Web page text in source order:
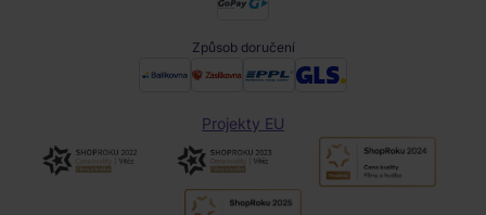
Způsob doručení
Projekty EU